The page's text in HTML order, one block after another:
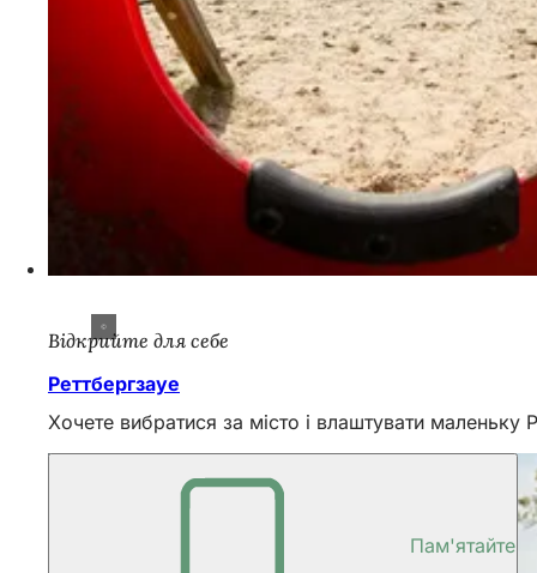
Відкрийте для себе
Реттбергзауе
Хочете вибратися за місто і влаштувати
Пам'ятайте